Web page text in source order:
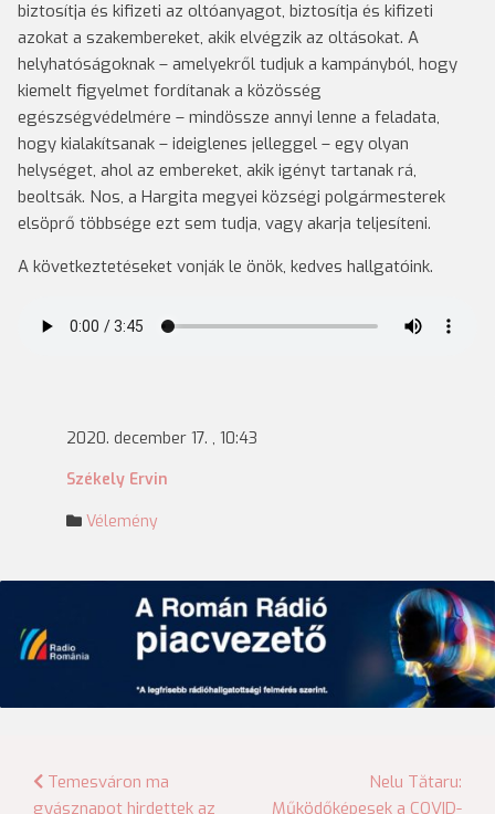
biztosítja és kifizeti az oltóanyagot, biztosítja és kifizeti
azokat a szakembereket, akik elvégzik az oltásokat. A
helyhatóságoknak – amelyekről tudjuk a kampányból, hogy
kiemelt figyelmet fordítanak a közösség
egészségvédelmére – mindössze annyi lenne a feladata,
hogy kialakítsanak – ideiglenes jelleggel – egy olyan
helységet, ahol az embereket, akik igényt tartanak rá,
beoltsák. Nos, a Hargita megyei községi polgármesterek
elsöprő többsége ezt sem tudja, vagy akarja teljesíteni.
A következtetéseket vonják le önök, kedves hallgatóink.
2020. december 17. , 10:43
Székely Ervin
Vélemény
Bejegyzés
Temesváron ma
gyásznapot hirdettek az
Nelu Tătaru:
Működőképesek a COVID-